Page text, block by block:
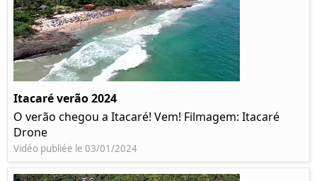
Itacaré verão 2024
O verão chegou a Itacaré! Vem! Filmagem: Itacaré
Drone
Vidéo publiée le 03/01/2024